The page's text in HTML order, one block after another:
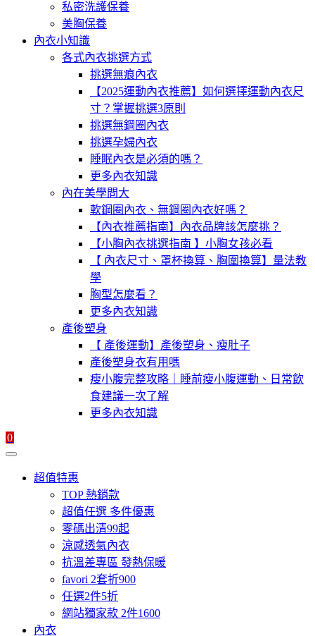
私密洗護保養
美胸保養
內衣小知識
各式內衣挑選方式
挑選無痕內衣
【2025運動內衣推薦】如何選擇運動內衣尺
寸？掌握挑選3原則
挑選無鋼圈內衣
挑選孕婦內衣
睡眠內衣是必須的嗎？
更多內衣知識
內在美學問大
軟鋼圈內衣、無鋼圈內衣好嗎？
【內衣推薦指南】內衣品牌該怎麼挑？
【小胸內衣挑選指南 】小胸女孩必看
【 內衣尺寸、罩杯換算、胸圍換算】量法教
學
胸型怎麼看？
更多內衣知識
產後塑身
【 產後運動】產後塑身、瘦肚子
產後塑身衣有用嗎
瘦小腹完整攻略｜睡前瘦小腹運動、日常飲
食建議一次了解
更多內衣知識
0
超值特惠
TOP 熱銷款
超值任選 多件優惠
零碼出清99起
涼感透氣內衣
抗溫差專區 發熱保暖
favori 2套折900
任選2件5折
網站獨家款 2件1600
內衣